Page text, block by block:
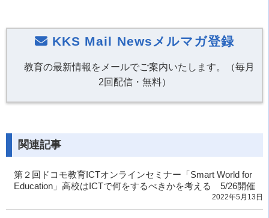
KKS Mail Newsメルマガ登録
教育の最新情報をメールでご案内いたします。（毎月
2回配信・無料）
関連記事
第２回ドコモ教育ICTオンラインセミナー「Smart World for
Education」高校はICTで何をするべきかを考える 5/26開催
2022年5月13日